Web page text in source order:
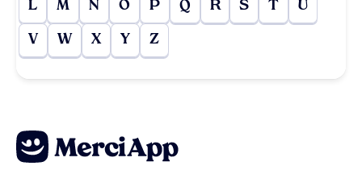
L M N O P Q R S T U
V W X Y Z